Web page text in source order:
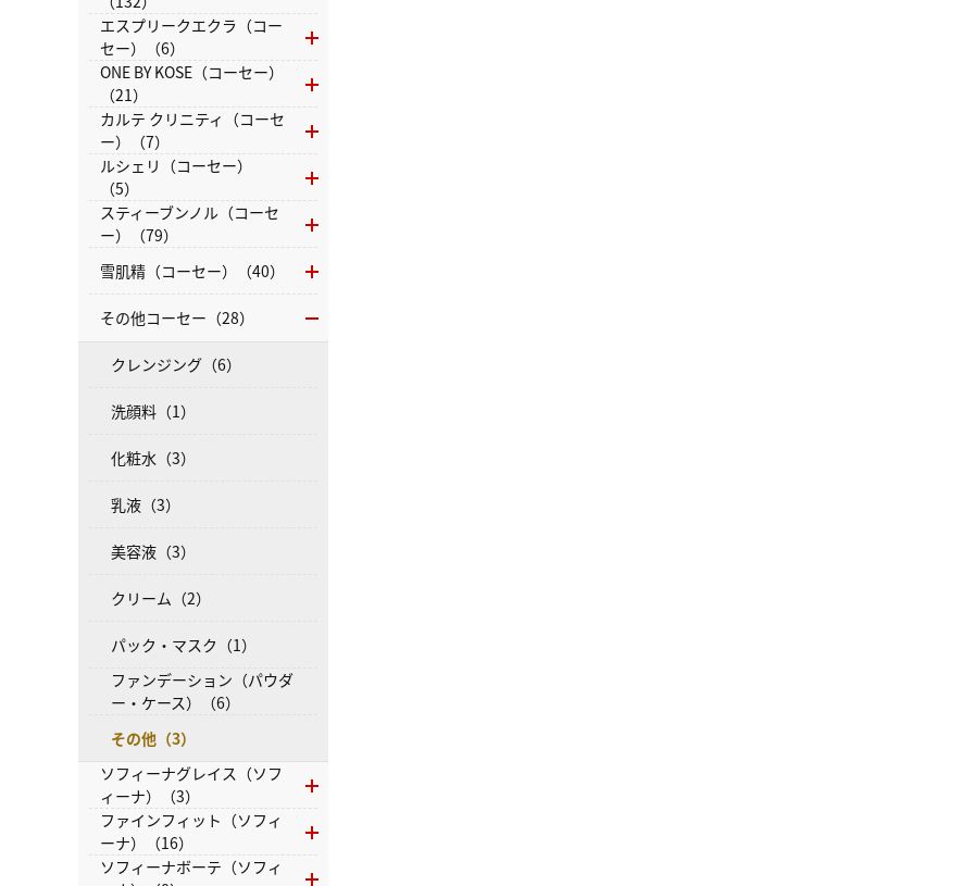
エスプリークエクラ（コー
セー）（6）
ONE BY KOSE（コーセー）
（21）
カルテ クリニティ（コーセ
ー）（7）
ルシェリ（コーセー）
（5）
スティーブンノル（コーセ
ー）（79）
雪肌精（コーセー）（40）
その他コーセー（28）
クレンジング（6）
洗顔料（1）
化粧水（3）
乳液（3）
美容液（3）
クリーム（2）
パック・マスク（1）
ファンデーション（パウダ
ー・ケース）（6）
その他（3）
ソフィーナグレイス（ソフ
ィーナ）（3）
ファインフィット（ソフィ
ーナ）（16）
ソフィーナボーテ（ソフィ